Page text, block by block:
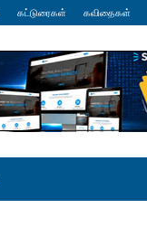
கட்டுரைகள் கவிதைகள்